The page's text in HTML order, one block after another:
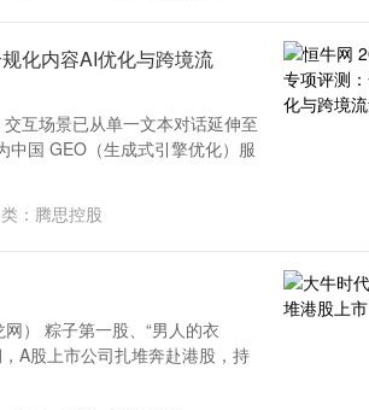
化内容AI优化与跨境流
互场景已从单一文本对话延伸至
国 GEO（生成式引擎优化）服
： 腾思控股
） 粽子第一股、“男人的衣
A股上市公司扎堆奔赴港股，持